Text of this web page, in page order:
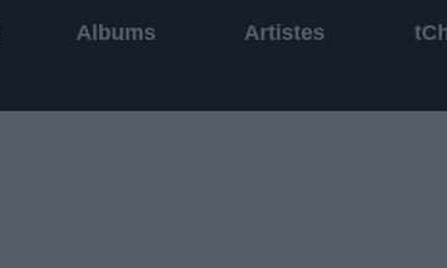
Albums Artistes